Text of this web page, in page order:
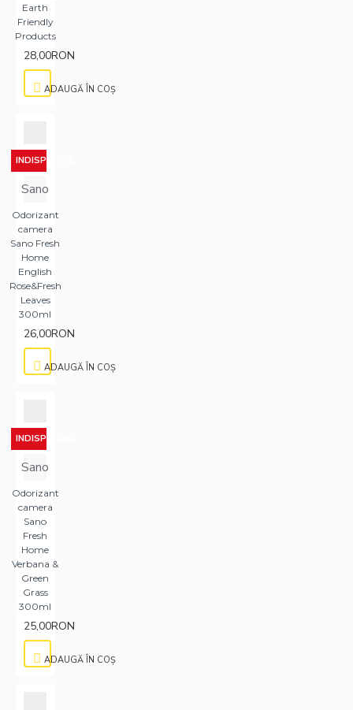
Earth
Friendly
Products
28,00RON
ADAUGĂ ÎN COŞ
INDISPONIBIL
Sano
Odorizant
camera
Sano Fresh
Home
English
Rose&Fresh
Leaves
300ml
26,00RON
ADAUGĂ ÎN COŞ
INDISPONIBIL
Sano
Odorizant
camera
Sano
Fresh
Home
Verbana &
Green
Grass
300ml
25,00RON
ADAUGĂ ÎN COŞ